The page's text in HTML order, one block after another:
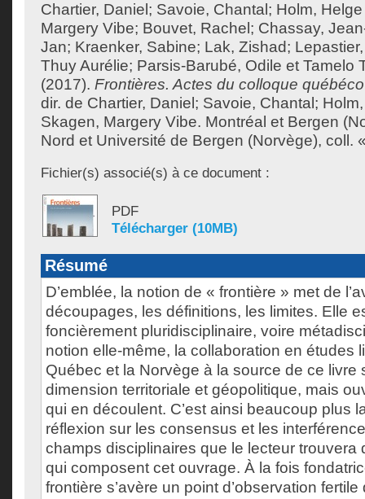
Chartier, Daniel ; Savoie, Chantal ; Holm,
Margery Vibe; Bouvet, Rachel ; Chassay,
Jan; Kraenker, Sabine; Lak, Zishad;
Thuy Aurélie; Parsis-Barubé, Odile et Tamelo
(2017). Frontières. Actes du colloque
dir. de Chartier, Daniel ; Savoie, Chantal ;
Skagen, Margery Vibe. Montréal et Bergen
Nord et Université de Bergen (Norvège), coll.
Fichier(s) associé(s) à ce document :
PDF
Télécharger (10MB)
Résumé
D’emblée, la notion de « frontière » met de
découpages, les définitions, les limites. Elle
foncièrement pluridisciplinaire, voire
notion elle-même, la collaboration en études
Québec et la Norvège à la source de ce livre
dimension territoriale et géopolitique, mais
qui en découlent. C’est ainsi beaucoup plus
réflexion sur les consensus et les
champs disciplinaires que le lecteur trouvera
qui composent cet ouvrage. À la fois
frontière s’avère un point d’observation